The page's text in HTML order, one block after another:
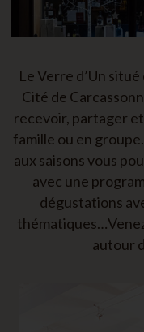
Le Verre d’Un
Cité de
recevoir, partager
famille ou en
aux saisons vous
avec une
dégustations
autour